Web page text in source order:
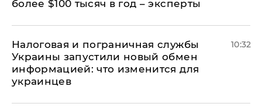
более $100 тысяч в год – эксперты
Налоговая и пограничная службы
Украины запустили новый обмен
информацией: что изменится для
украинцев
10:32